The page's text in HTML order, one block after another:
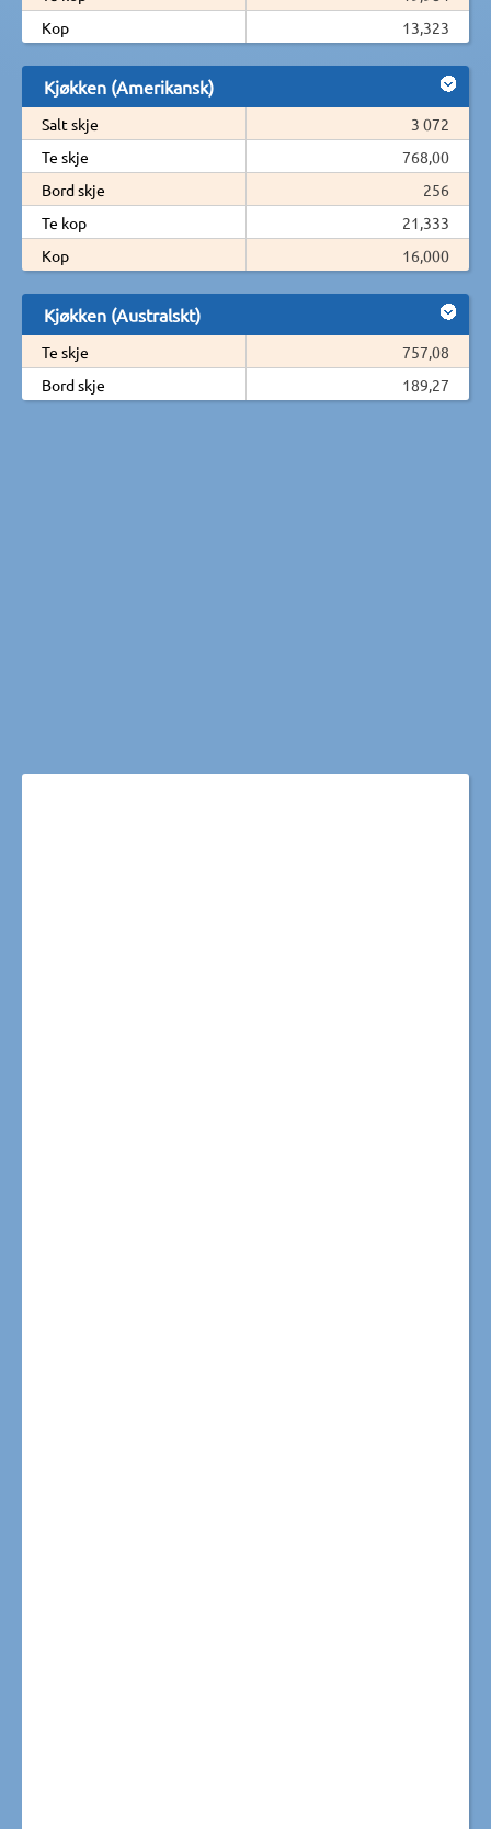
Kop
13,323
Kjøkken (Amerikansk)
Salt skje
3 072
Te skje
768,00
Bord skje
256
Te kop
21,333
Kop
16,000
Kjøkken (Australskt)
Te skje
757,08
Bord skje
189,27